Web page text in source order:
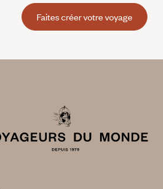
Faites créer votre voyage